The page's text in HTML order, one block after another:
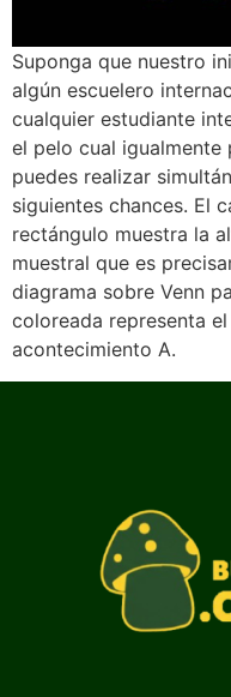
Suponga que nuestro
algún escuelero
cualquier estudiante
el pelo cual igualmente
puedes realizar
siguientes chances. El
rectángulo muestra la
muestral que es
diagrama sobre Venn
coloreada representa
acontecimiento A.